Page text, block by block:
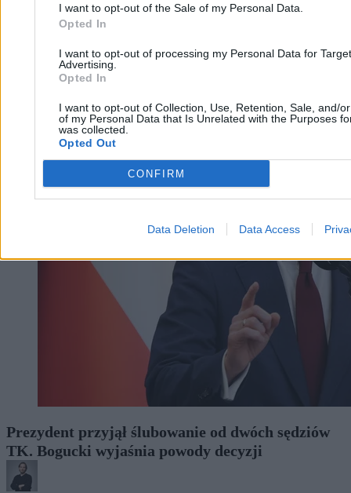
I want to opt-out of the Sale of my Personal Data.
Opted In
I want to opt-out of processing my Personal Data for
Advertising.
Opted In
I want to opt-out of Collection, Use, Retention, Sale, and/
of my Personal Data that Is Unrelated with the Purposes
was collected.
Opted Out
CONFIRM
Data Deletion Data Access
Paweł Żurek
24.04.2026
Kraj
Prezydent przyjął ślubowanie od dwóch sędziów
TK. Bogucki wyjaśnia powody decyzji